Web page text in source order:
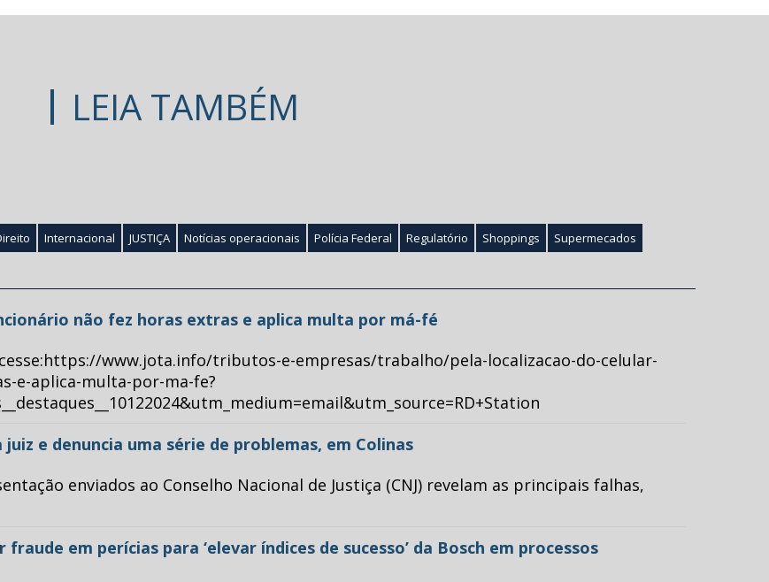
LEIA TAMBÉM
Internacional JUSTIÇA Notícias operacionais Polícia Federal Regulatório Shoppings Supermecados
não fez horas extras e aplica multa por má-fé
www.jota.info/tributos-e-empresas/trabalho/pela-localizacao-do-celular-
e-aplica-multa-por-ma-fe?
e denuncia uma série de problemas, em Colinas
enviados ao Conselho Nacional de Justiça (CNJ) revelam as principais falhas,
em perícias para ‘elevar índices de sucesso’ da Bosch em processos